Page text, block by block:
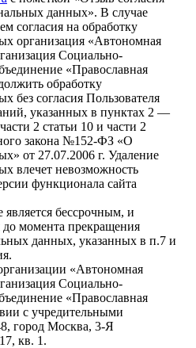
данных». В случае
согласия на обработку
организация «Автономная
Социально-
«Православная
обработку
без согласия Пользователя
указанных в пунктах 2 —
2 статьи 10 и части 2
закона №152-ФЗ «О
от 27.07.2006 г. Удаление
влечет невозможность
функционала сайта
является бессрочным, и
до момента прекращения
данных, указанных в п.7 и
«Автономная
Социально-
«Православная
с учредительными
город Москва, 3-Я
кв. 1.